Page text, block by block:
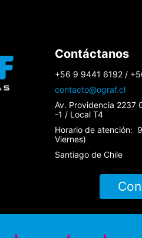
Contáctanos
+56 9 9441 6192 /
contacto@ograf.cl
Av. Providencia 2237
-1 / Local T4
Horario de atención:
Viernes)
Santiago de Chile